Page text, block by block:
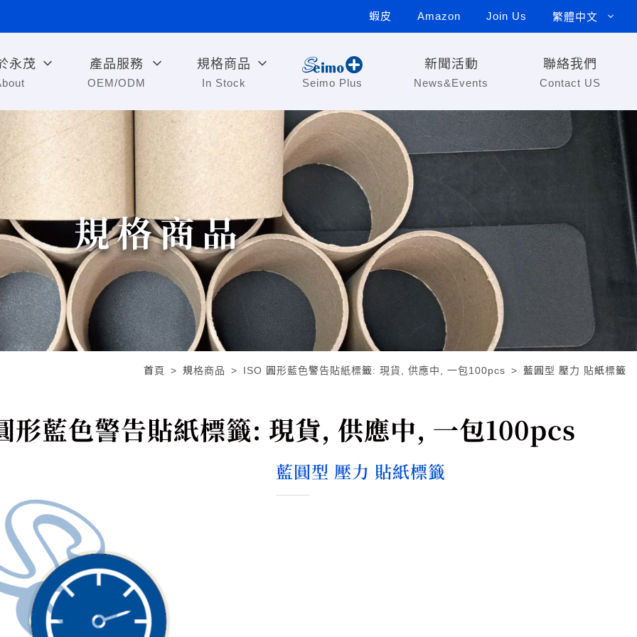
蝦皮 Amazon Join Us 繁體中文
永茂 產品服務
OEM/ODM
規格商品
In Stock Seimo Plus
新聞活動
News&Events
聯絡我們
Contact US
規格商品
首頁 規格商品 ISO 圓形藍色警告貼紙標籤: 現貨, 供應中, 一包100pcs 藍圓型 壓力 貼紙標籤
形藍色警告貼紙標籤: 現貨, 供應中, 一包100pcs
藍圓型 壓力 貼紙標籤